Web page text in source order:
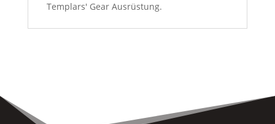
Templars' Gear Ausrüstung.